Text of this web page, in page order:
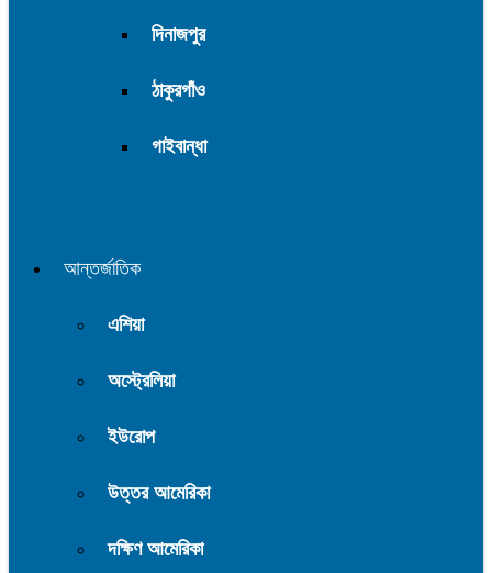
দিনাজপুর
ঠাকুরগাঁও
গাইবান্ধা
আন্তর্জাতিক
এশিয়া
অস্ট্রেলিয়া
ইউরোপ
উত্তর আমেরিকা
দক্ষিণ আমেরিকা